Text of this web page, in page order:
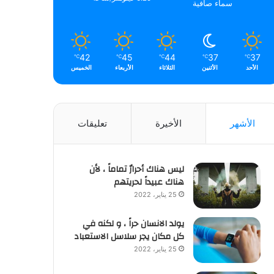
سماء صافية
37
℃
الأحد
37
℃
الأثنين
44
℃
الثلاثاء
45
℃
الأربعاء
42
℃
الخميس
الأشهر الأخيرة تعليقات
ليس هناك أحرارٌ تماماً ، لأن
هناك عبيداً لحريتهم
25 يناير، 2022
يولد الانسان حراً ، و لكنه في
كل مكان يجر سلاسل الاستعباد
25 يناير، 2022